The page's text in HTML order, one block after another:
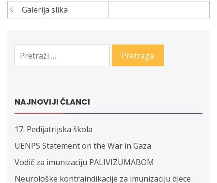
Navigacija
Galerija slika
Pretraga:
NAJNOVIJI ČLANCI
17. Pedijatrijska škola
UENPS Statement on the War in Gaza
Vodič za imunizaciju PALIVIZUMABOM
Neurološke kontraindikacije za imunizaciju djece